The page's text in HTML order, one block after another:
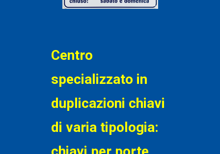
Centro
specializzato in
duplicazioni chiavi
di varia tipologia: